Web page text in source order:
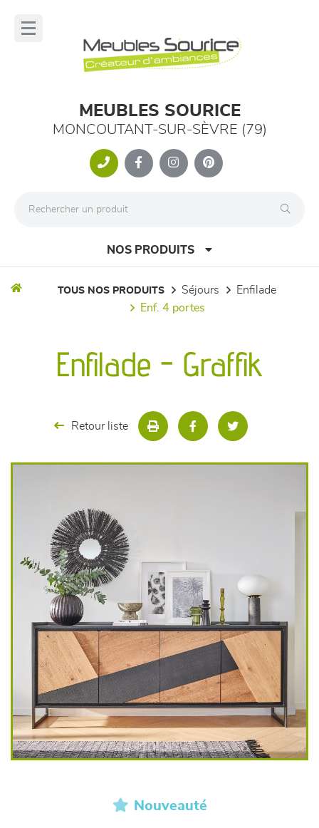
MEUBLES SOURICE
MONCOUTANT-SUR-SÈVRE (79)
NOS PRODUITS
séjours
chambres et dressing
décoration
TOUS NOS PRODUITS séjours
enfilade
enf. 4 portes
Enfilade - Graffik
Retour liste
Nouveauté